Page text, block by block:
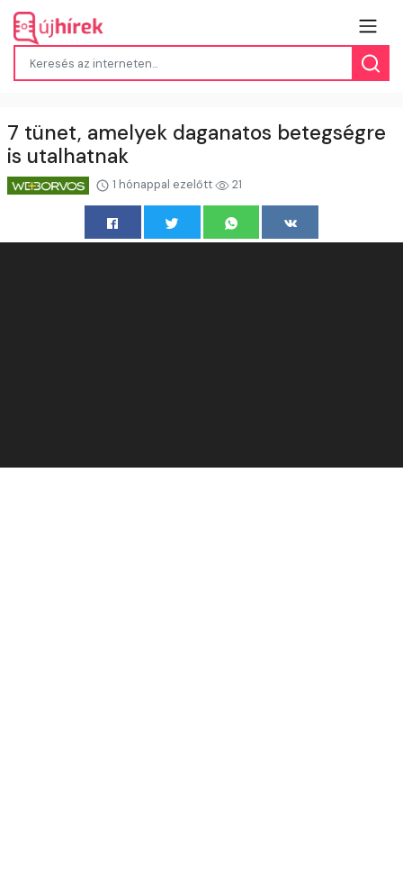
7 tünet, amelyek daganatos betegségre
is utalhatnak
1 hónappal ezelőtt 21